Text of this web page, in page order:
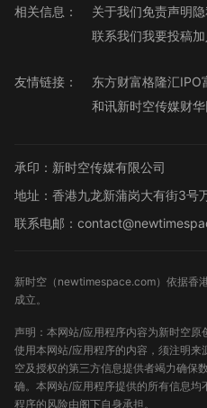
相关信息： 关于我们免责声明
联系我们我要投稿
友情链接： 东方财富格隆汇IPO
和讯新时空传媒财
承印：新时空传媒有限公司
地址：香港九龙新蒲岗大有街3号
联系电邮：
新时空（ newtimespace.com）依据香
成立。
声明：本网站/应用程序内容为新时空
使用本网站/应用程序的内容，须注明来
空及授权的第三方信息提供者竭力确保
确。本网站/应用程序提供的所有信息
程序的风险由阁下自身承担。